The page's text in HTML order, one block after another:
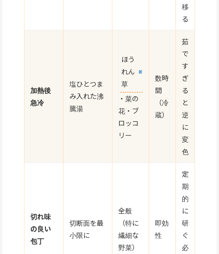
移
る
加熱後
急冷
塩ひとつま
み入れた沸
騰湯
ほう
れん
草
・菜の
花・ブ
ロッコ
リー
数時
間
（冷
蔵）
茹
で
す
ぎ
る
と
逆
に
変
色
切れ味
の良い
包丁
切断面を最
小限に
全般
（特に
繊細な
野菜）
即効
性
定
期
的
に
研
ぐ
必